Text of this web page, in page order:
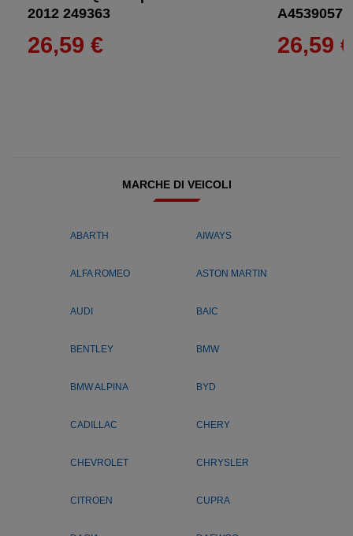
2012 249363
26,59 € 26,59 €
MARCHE DI VEICOLI
ABARTH AIWAYS
ALFA ROMEO ASTON MARTIN
AUDI BAIC
BENTLEY BMW
BMW ALPINA BYD
CADILLAC CHERY
CHEVROLET CHRYSLER
CITROEN CUPRA